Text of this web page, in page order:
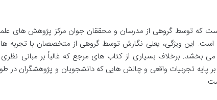
است که توسط گروهی از مدرسان و محققان جوان مرکز پژوهش های
است. این ویژگی، یعنی نگارش توسط گروهی از متخصصان با تجربه
می بخشد. برخلاف بسیاری از کتاب های مرجع که غالباً بر مبانی
پایه تجربیات واقعی و چالش هایی که دانشجویان و پژوهشگران در